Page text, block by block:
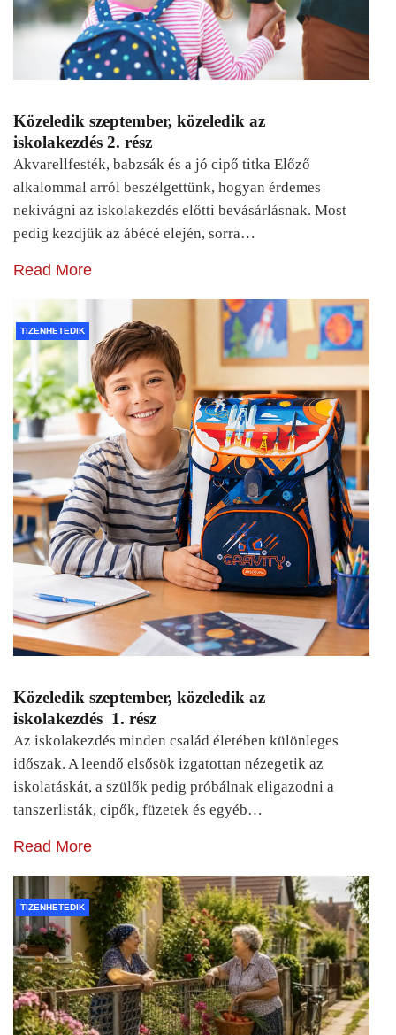
Közeledik szeptember, közeledik az
iskolakezdés 2. rész
Akvarellfesték, babzsák és a jó cipő titka Előző
alkalommal arról beszélgettünk, hogyan érdemes
nekivágni az iskolakezdés előtti bevásárlásnak. Most
pedig kezdjük az ábécé elején, sorra…
Read More
TIZENHETEDIK
Közeledik szeptember, közeledik az
iskolakezdés 1. rész
Az iskolakezdés minden család életében különleges
időszak. A leendő elsősök izgatottan nézegetik az
iskolatáskát, a szülők pedig próbálnak eligazodni a
tanszerlisták, cipők, füzetek és egyéb…
Read More
TIZENHETEDIK